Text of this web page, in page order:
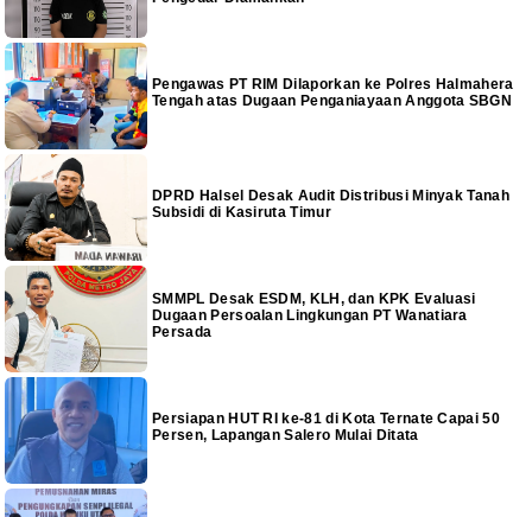
Pengawas PT RIM Dilaporkan ke Polres Halmahera
Tengah atas Dugaan Penganiayaan Anggota SBGN
DPRD Halsel Desak Audit Distribusi Minyak Tanah
Subsidi di Kasiruta Timur
SMMPL Desak ESDM, KLH, dan KPK Evaluasi
Dugaan Persoalan Lingkungan PT Wanatiara
Persada
Persiapan HUT RI ke-81 di Kota Ternate Capai 50
Persen, Lapangan Salero Mulai Ditata